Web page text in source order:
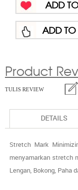
ADD TO
ADD TO
Product
TULIS REVIEW
DETAILS
Stretch Mark
menyamarkan stretch
Lengan, Bokong, Paha